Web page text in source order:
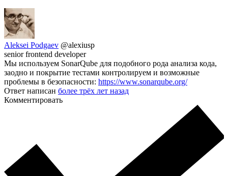
Aleksei Podgaev @alexiusp
senior frontend developer
Мы используем SonarQube для подобного рода анализа кода,
заодно и покрытие тестами контролируем и возможные
проблемы в безопасности: https://www.sonarqube.org/
Ответ написан более трёх лет назад
Комментировать